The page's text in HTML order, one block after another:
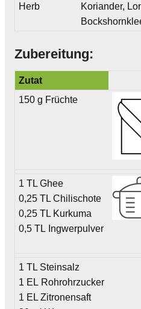
Herb
Koriander,
Zubereitung:
Zutat
150 g Früchte
1 TL Ghee
0,25 TL Chilischote
0,25 TL Kurkuma
0,5 TL Ingwerpulver
1 TL Steinsalz
1 EL Rohrohrzucker
1 EL Zitronensaft